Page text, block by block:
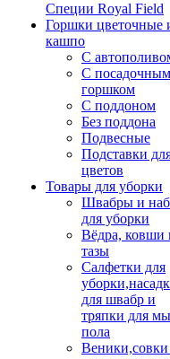
Специи Royal Field
Горшки цветочные
кашпо
С
С посадочным
горшком
С поддоном
Без поддона
Подвесные
Подставки
цветов
Товары для уборки
Швабры и
для уборки
Вёдра, ковши
тазы
Салфетки для
для швабр и
тряпки для
пола